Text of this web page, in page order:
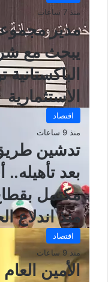
منذ 7 ساعات
مدير
يبحث مع
الاستثمارية
اقتصاد
منذ 9 ساعات
تدشين
بعد
مكتمل
منذ اندلاع
اقتصاد
منذ 9 ساعات
الأمين